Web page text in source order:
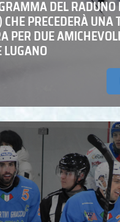
DEL
CHE PRECEDERÀ UNA
PER DUE
LUGANO